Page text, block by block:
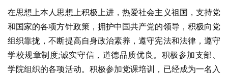
在思想上本人思想上积极上进，热爱社会主义祖国，支持党
和国家的各项方针政策，拥护中国共产党的领导，积极向党
组织靠拢，不断提高自身政治素养，遵守宪法和法律，遵守
学校规章制度;诚实守信，道德品质优良。积极参加支部、
学院组织的各项活动。积极参加党课培训，已经成为一名入